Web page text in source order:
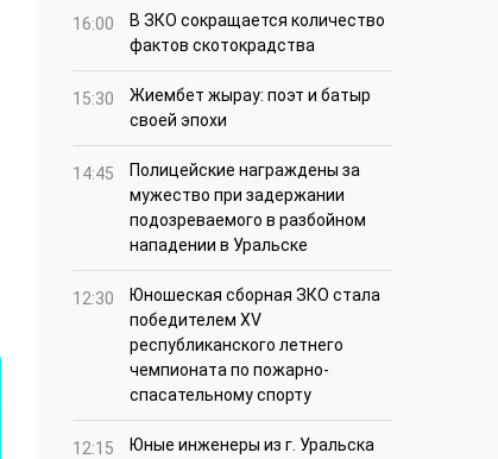
16:00
В ЗКО сокращается количество
фактов скотокрадства
15:30
Жиембет жырау: поэт и батыр
своей эпохи
14:45
Полицейские награждены за
мужество при задержании
подозреваемого в разбойном
нападении в Уральске
12:30
Юношеская сборная ЗКО стала
победителем XV
республиканского летнего
чемпионата по пожарно-
спасательному спорту
12:15
Юные инженеры из г. Уральска